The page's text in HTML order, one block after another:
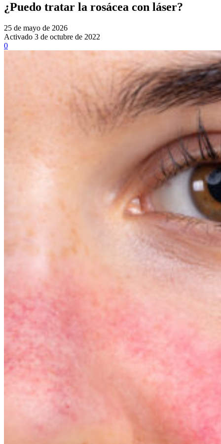
¿Puedo tratar la rosácea con láser?
25 de mayo de 2026
Activado 3 de octubre de 2022
0